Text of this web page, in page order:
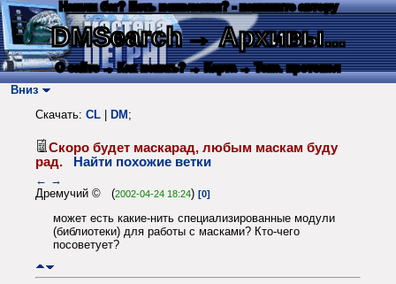
Нашли баг? Есть пожелания? - напишите автору
DMSearch→ Архивы...
О сайте → Как искать? → Карта → Текс. протокол
Вниз
Скачать: CL DM ;
Скоро будет маскарад, любым маскам буду
рад.
Найти похожие ветки
← →
Дремучий © (2002-04-24 18:24) [0]
может есть какие-нить специализированные модули
(библиотеки) для работы с масками? Кто-чего
посоветует?